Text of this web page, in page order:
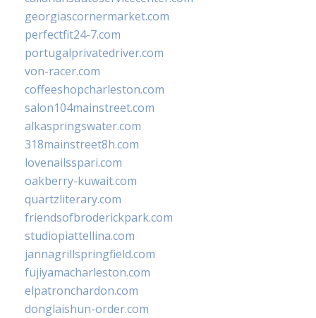
georgiascornermarket.com
perfectfit24-7.com
portugalprivatedriver.com
von-racer.com
coffeeshopcharleston.com
salon104mainstreet.com
alkaspringswater.com
318mainstreet8h.com
lovenailsspari.com
oakberry-kuwait.com
quartzliterary.com
friendsofbroderickpark.com
studiopiattellina.com
jannagrillspringfield.com
fujiyamacharleston.com
elpatronchardon.com
donglaishun-order.com